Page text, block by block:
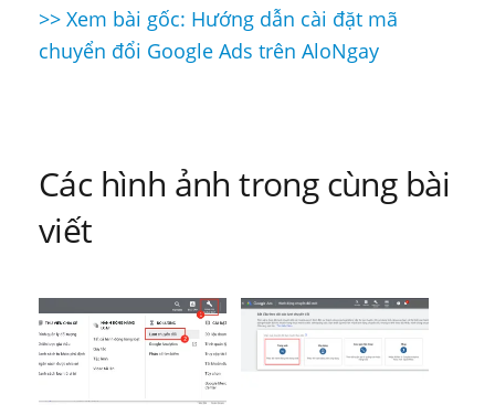
Điều
hướng
viết
>> Xem bài gốc: Hướng dẫn cài đặt mã
chuyển đổi Google Ads trên AloNgay
Các hình ảnh trong cùng bài
viết